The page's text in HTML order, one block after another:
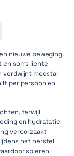
nieuwe beweging.
en soms lichte
verdwijnt meestal
per persoon en
terwijl
en hydratatie
veroorzaakt
het herstel
spieren